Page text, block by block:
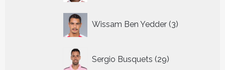
Wissam Ben Yedder 3
producten
Sergio Busquets 29
producten